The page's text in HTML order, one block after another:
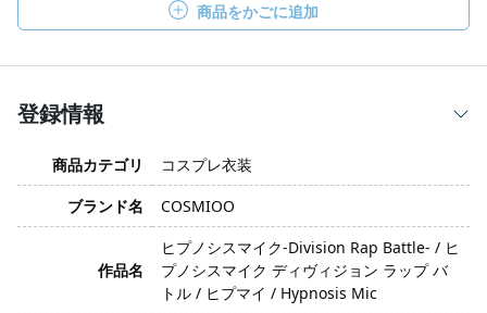
商品をかごに追加
登録情報
商品カテゴリ
コスプレ衣装
ブランド名
COSMIOO
作品名
ヒプノシスマイク-Division Rap Battle- / ヒ
プノシスマイク ディヴィジョン ラップ バ
トル / ヒプマイ / Hypnosis Mic